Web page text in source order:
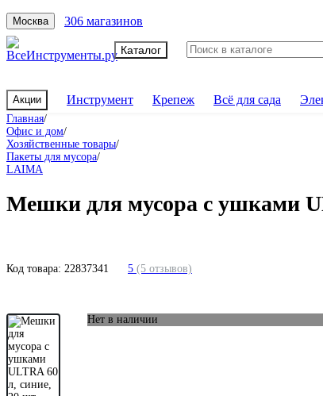
Москва 306 магазинов
Каталог
Акции Инструмент Крепеж Всё для сада
Главная/
Офис и дом/
Хозяйственные товары/
Пакеты для мусора/
LAIMA
Мешки для мусора с ушками
Код товара: 22837341 5 (5 отзывов)
Нет в наличии